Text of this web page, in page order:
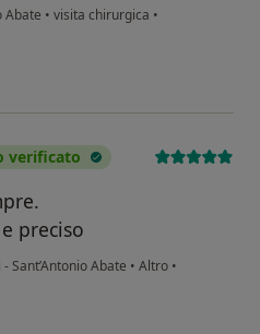
Abate • visita chirurgica •
verificato
preciso
Sant’Antonio Abate • Altro •